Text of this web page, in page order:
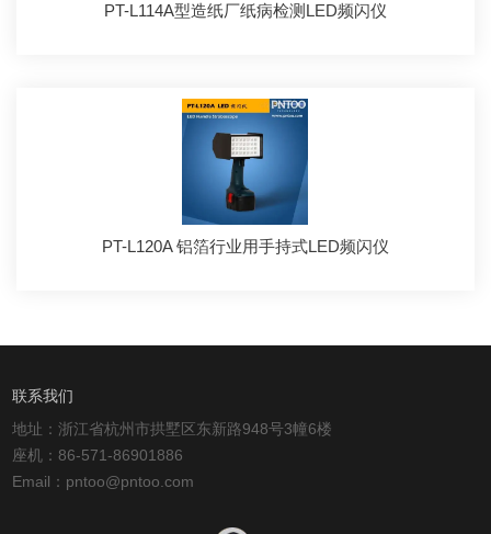
PT-L114A型造纸厂纸病检测LED频闪仪
PT-L120A 铝箔行业用手持式LED频闪仪
联系我们
地址：浙江省杭州市拱墅区东新路948号3幢6楼
座机：86-571-86901886
Email：pntoo@pntoo.com